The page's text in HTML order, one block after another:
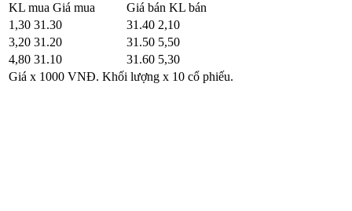
KL mua Giá mua Giá bán KL bán
1,30 31.30 31.40 2,10
3,20 31.20 31.50 5,50
4,80 31.10 31.60 5,30
Giá x 1000 VNĐ. Khối lượng x 10 cổ phiếu.